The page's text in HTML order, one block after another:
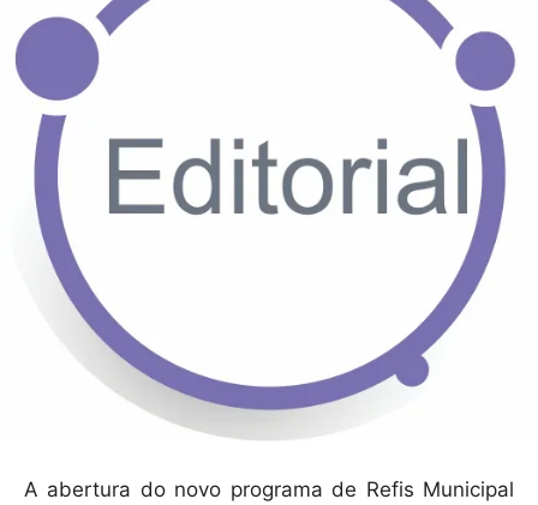
A abertura do novo programa de Refis Municipal